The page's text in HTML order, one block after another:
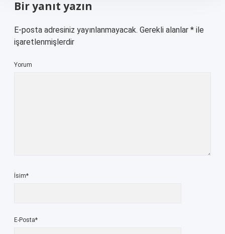
Bir yanıt yazın
E-posta adresiniz yayınlanmayacak. Gerekli alanlar * ile
işaretlenmişlerdir
Yorum
İsim*
E-Posta*